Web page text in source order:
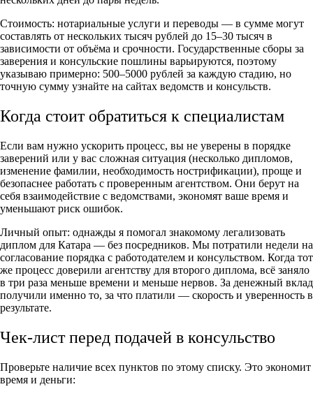
Стоимость: нотариальные услуги и переводы — в сумме могут
составлять от нескольких тысяч рублей до 15–30 тысяч в
зависимости от объёма и срочности. Государственные сборы за
заверения и консульские пошлины варьируются, поэтому
указываю примерно: 500–5000 рублей за каждую стадию, но
точную сумму узнайте на сайтах ведомств и консульств.
Когда стоит обратиться к специалистам
Если вам нужно ускорить процесс, вы не уверены в порядке
заверений или у вас сложная ситуация (несколько дипломов,
изменение фамилии, необходимость нострификации), проще и
безопаснее работать с проверенным агентством. Они берут на
себя взаимодействие с ведомствами, экономят ваше время и
уменьшают риск ошибок.
Личный опыт: однажды я помогал знакомому легализовать
диплом для Катара — без посредников. Мы потратили недели на
согласование порядка с работодателем и консульством. Когда тот
же процесс доверили агентству для второго диплома, всё заняло
в три раза меньше времени и меньше нервов. За денежный вклад
получили именно то, за что платили — скорость и уверенность в
результате.
Чек-лист перед подачей в консульство
Проверьте наличие всех пунктов по этому списку. Это экономит
время и деньги: